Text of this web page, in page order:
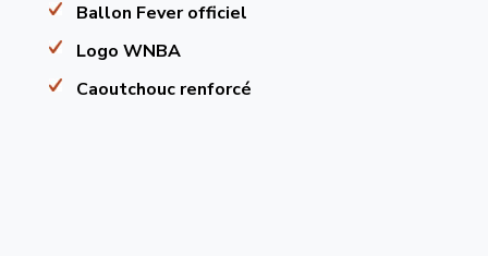
Ballon Fever officiel
Logo WNBA
Caoutchouc renforcé